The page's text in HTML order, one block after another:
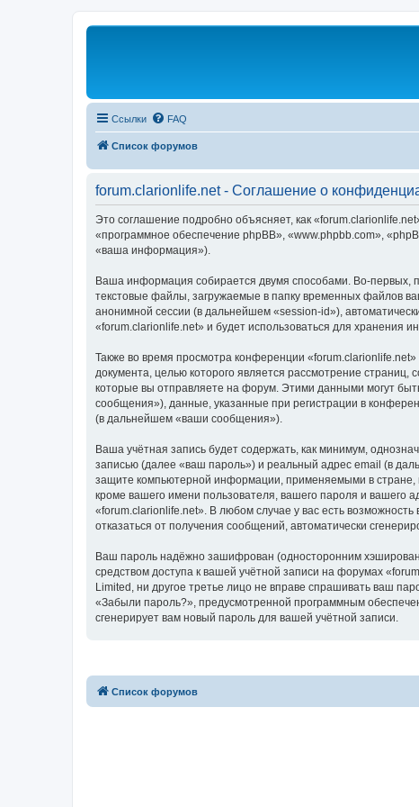
Ссылки FAQ
Список форумов
forum.clarionlife.net - Соглашение о
Это соглашение подробно объясняет, как
«программное обеспечение phpBB», «www.phpbb.com»,
«ваша информация»).
Ваша информация собирается двумя способами. Во-первых,
текстовые файлы, загружаемые в папку временных файлов
анонимной сессии (в дальнейшем «session-id»),
«forum.clarionlife.net» и будет использоваться для
Также во время просмотра конференции
документа, целью которого является рассмотрение
которые вы отправляете на форум. Этими данными могут
сообщения»), данные, указанные при регистрации в
(в дальнейшем «ваши сообщения»).
Ваша учётная запись будет содержать, как минимум,
записью (далее «ваш пароль») и реальный адрес email (в
защите компьютерной информации, применяемыми в
кроме вашего имени пользователя, вашего пароля и вашего
«forum.clarionlife.net». В любом случае у вас есть
отказаться от получения сообщений, автоматически
Ваш пароль надёжно зашифрован (односторонним
средством доступа к вашей учётной записи на форумах
Limited, ни другое третье лицо не вправе спрашивать ваш
«Забыли пароль?», предусмотренной программным
сгенерирует вам новый пароль для вашей учётной записи.
Список форумов